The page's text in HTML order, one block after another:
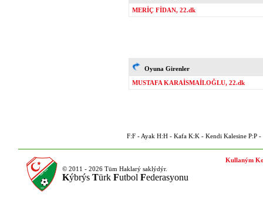
MERİÇ FİDAN, 22.dk
Oyuna Girenler
MUSTAFA KARAİSMAİLOĞLU, 22.dk
F:F - Ayak H:H - Kafa K:K - Kendi Kalesine P:P -
© 2011 - 2026 Tüm Haklarý saklýdýr.
Kýbrýs Türk Futbol Federasyonu
Kullaným